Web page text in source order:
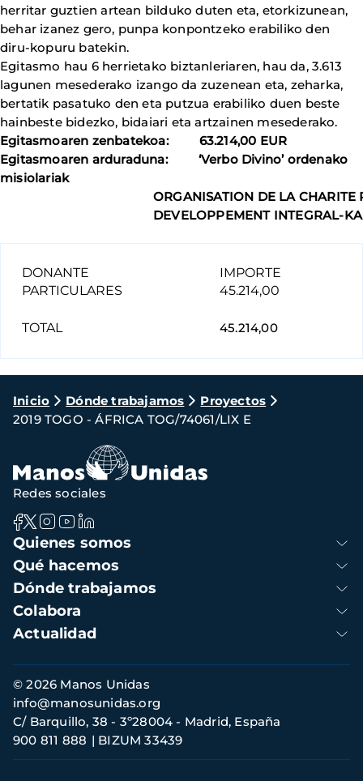
herritar guztien artean bilduko duten eta, etorkizunean,
behar izanez gero, punpa konpontzeko erabiliko den
diru-kopuru batekin.
Egitasmo hau 6 herrietako biztanleriaren, hau da, 3.613
lagunen mesederako izango da zuzenean eta, zeharka,
bertatik pasatuko den eta putzua erabiliko duen beste
hainbeste bidezko, bidaiari eta artzainen mesederako.
Egitasmoaren zenbatekoa: 63.214,00 EUR
Egitasmoaren arduraduna: ‘Verbo Divino’ ordenako
misiolariak
ORGANISATION DE LA CHARITE
DEVELOPPEMENT INTEGRAL-
DONANTE
IMPORTE
PARTICULARES
45.214,00
TOTAL 45.214,00
Ruta
de
navegación
Inicio Dónde trabajamos
Proyectos
2019 TOGO - ÁFRICA TOG/74061/LIX E
Navegación
principal
Quienes somos
Qué hacemos
Dónde trabajamos
Colabora
Actualidad
Redes sociales
Información
de
contacto
© 2026 Manos Unidas
C/ Barquillo, 38 - 3º28004 - Madrid, España
900 811 888
BIZUM 33439
info@manosunidas.org